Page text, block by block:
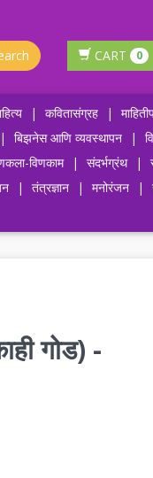
CART 0
| कवितासंग्रह |
बिझनेस आणि व्यवस्थापन |
विणकाम | संदर्भग्रंथ |
| तंत्रज्ञान | मनोरंजन |
गोड) -